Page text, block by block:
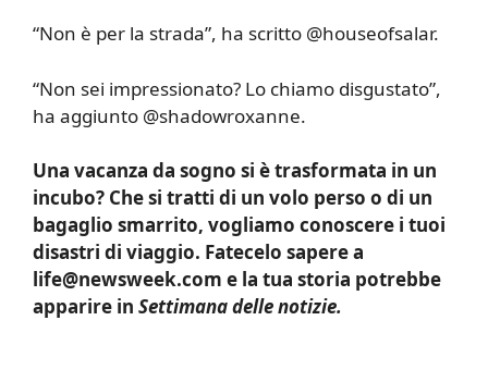
“Non è per la strada”, ha scritto @houseofsalar.
“Non sei impressionato? Lo chiamo disgustato”,
ha aggiunto @shadowroxanne.
Una vacanza da sogno si è trasformata in un
incubo? Che si tratti di un volo perso o di un
bagaglio smarrito, vogliamo conoscere i tuoi
disastri di viaggio. Fatecelo sapere a
life@newsweek.com e la tua storia potrebbe
apparire in Settimana delle notizie.